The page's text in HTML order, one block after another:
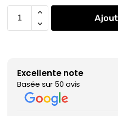
Excellente note
Basée sur 50 avis